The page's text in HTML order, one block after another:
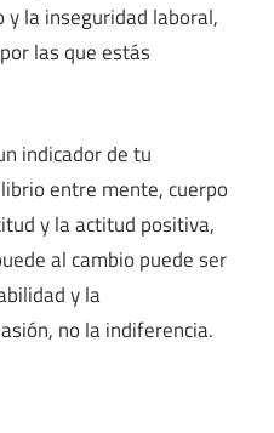
la inseguridad laboral,
las que estás
indicador de tu
entre mente, cuerpo
y la actitud positiva,
al cambio puede ser
y la
no la indiferencia.